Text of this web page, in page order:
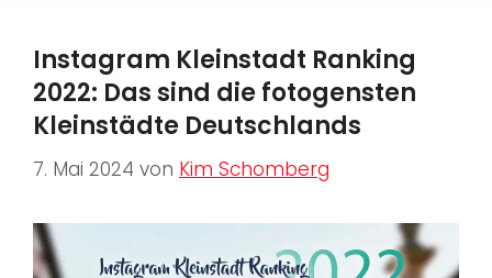
Instagram Kleinstadt Ranking
2022: Das sind die fotogensten
Kleinstädte Deutschlands
7. Mai 2024 von Kim Schomberg